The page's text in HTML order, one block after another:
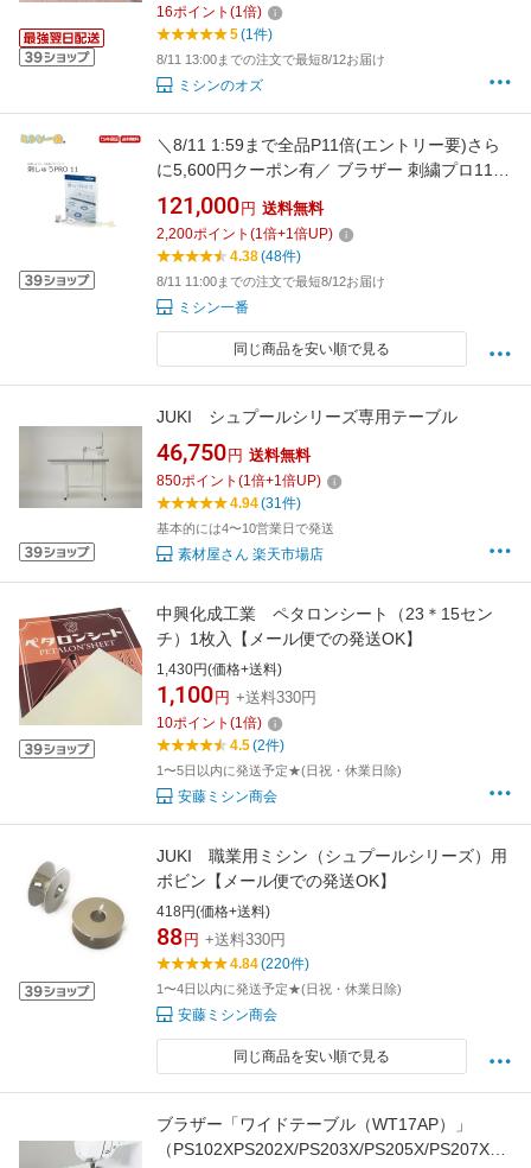
16ポイント (1倍)
5(1件)
8/11 13:00までの注文で最短8/12お届け
ミシンのオズ
＼8/11 1:59まで全品P11倍(エントリー要)さら
に5,600円クーポン有／ ブラザー 刺繍プロ11
刺しゅうプロ11 / ESY1011 / 最新バージョン ブ
ラザーミシン ミシンオプション / 刺しゅう / 刺
繍 / ネーム刺しゅう / オリジナル刺しゅう / エ
ンブレム刺しゅう
121,000 円 送料無料
2,200ポイント (1倍+1倍UP)
4.38(48件)
8/11 11:00までの注文で最短8/12お届け
ミシン一番
同じ商品を安い順で見る
JUKI シュプールシリーズ専用テーブル
46,750 円 送料無料
850ポイント (1倍+1倍UP)
4.94(31件)
基本的には4〜10営業日で発送
素材屋さん 楽天市場店
中興化成工業 ペタロンシート（23＊15セン
チ）1枚入【メール便での発送OK】
1,430円(価格+送料)
1,100 円 +送料330円
10ポイント (1倍)
4.5(2件)
1〜5日以内に発送予定★(日祝・休業日除)
安藤ミシン商会
JUKI 職業用ミシン（シュプールシリーズ）用
ボビン【メール便での発送OK】
418円(価格+送料)
88 円 +送料330円
4.84(220件)
1〜4日以内に発送予定★(日祝・休業日除)
安藤ミシン商会
同じ商品を安い順で見る
ブラザー「ワイドテーブル（WT17AP）」
（PS102XPS202X/PS203X/PS205X/PS207X対